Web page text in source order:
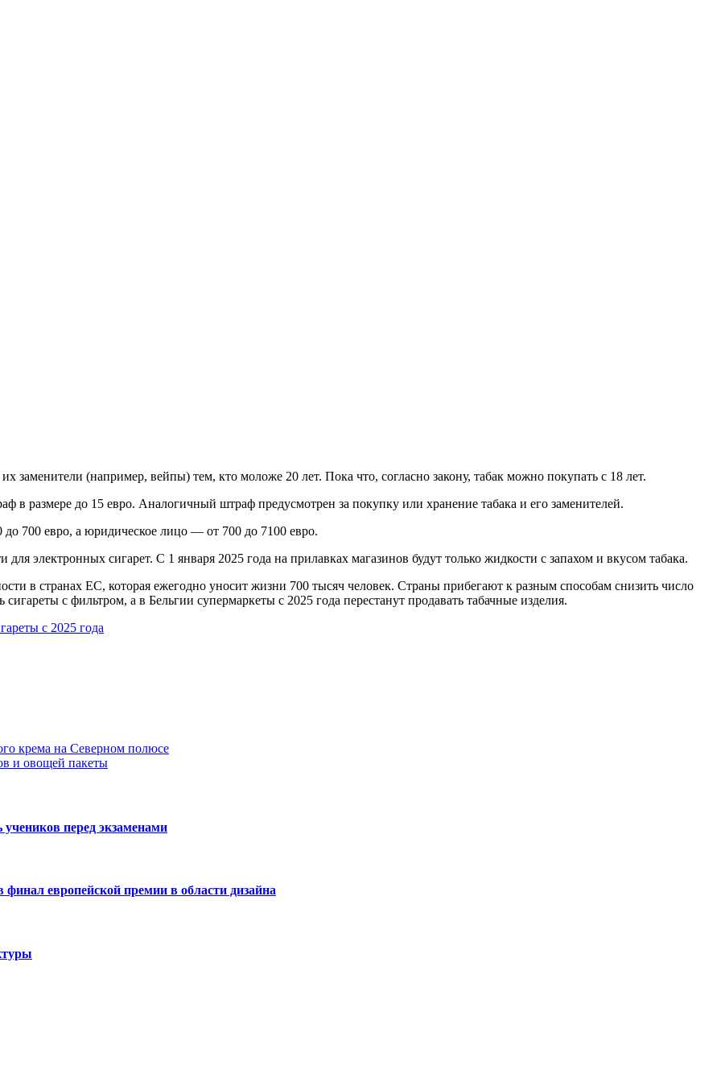
заменители (например, вейпы) тем, кто моложе 20 лет. Пока что, согласно закону, табак можно покупать с 18 лет.
в размере до 15 евро. Аналогичный штраф предусмотрен за покупку или хранение табака и его заменителей.
700 евро, а юридическое лицо — от 700 до 7100 евро.
электронных сигарет. С 1 января 2025 года на прилавках магазинов будут только жидкости с запахом и вкусом табака.
в странах ЕС, которая ежегодно уносит жизни 700 тысяч человек. Страны прибегают к разным способам снизить число
сигареты с фильтром, а в Бельгии супермаркеты с 2025 года перестанут продавать табачные изделия.
с 2025 года
крема на Северном полюсе
и овощей пакеты
перед экзаменами
европейской премии в области дизайна